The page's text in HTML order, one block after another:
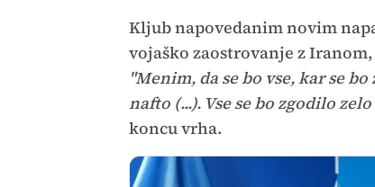
Kljub napovedanim novim
vojaško zaostrovanje z
"Menim, da se bo vse, kar se
nafto (...). Vse se bo zgodilo
koncu vrha.